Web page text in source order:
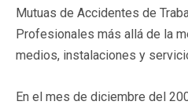
Mutuas de Accidentes de
Profesionales más allá de la
medios, instalaciones y
En el mes de diciembre del